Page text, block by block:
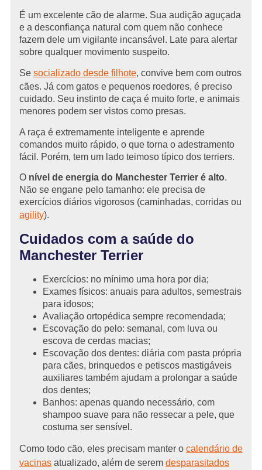
É um excelente cão de alarme. Sua audição aguçada
e a desconfiança natural com quem não conhece
fazem dele um vigilante incansável. Late para alertar
sobre qualquer movimento suspeito.
Se socializado desde filhote, convive bem com outros
cães. Já com gatos e pequenos roedores, é preciso
cuidado. Seu instinto de caça é muito forte, e animais
menores podem ser vistos como presas.
A raça é extremamente inteligente e aprende
comandos muito rápido, o que torna o adestramento
fácil. Porém, tem um lado teimoso típico dos terriers.
O nível de energia do Manchester Terrier é alto.
Não se engane pelo tamanho: ele precisa de
exercícios diários vigorosos (caminhadas, corridas ou
agility).
Cuidados com a saúde do
Manchester Terrier
Exercícios: no mínimo uma hora por dia;
Exames físicos: anuais para adultos, semestrais
para idosos;
Avaliação ortopédica sempre recomendada;
Escovação do pelo: semanal, com luva ou
escova de cerdas macias;
Escovação dos dentes: diária com pasta própria
para cães, brinquedos e petiscos mastigáveis
auxiliares também ajudam a prolongar a saúde
dos dentes;
Banhos: apenas quando necessário, com
shampoo suave para não ressecar a pele, que
costuma ser sensível.
Como todo cão, eles precisam manter o calendário de
vacinasatualizado, além de serem desparasitados